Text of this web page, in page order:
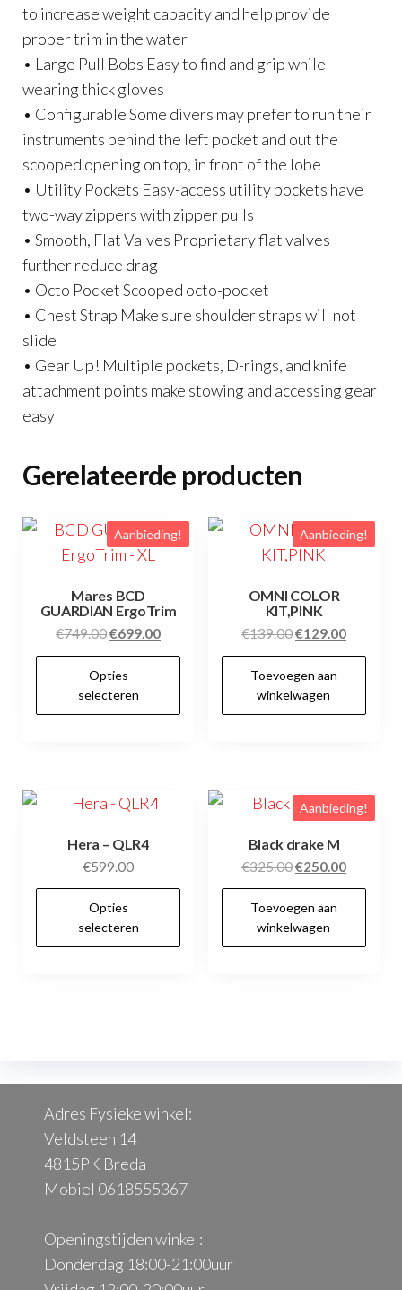
to increase weight capacity and help provide
proper trim in the water
• Large Pull Bobs Easy to find and grip while
wearing thick gloves
• Configurable Some divers may prefer to run their
instruments behind the left pocket and out the
scooped opening on top, in front of the lobe
• Utility Pockets Easy-access utility pockets have
two-way zippers with zipper pulls
• Smooth, Flat Valves Proprietary flat valves
further reduce drag
• Octo Pocket Scooped octo-pocket
• Chest Strap Make sure shoulder straps will not
slide
• Gear Up! Multiple pockets, D-rings, and knife
attachment points make stowing and accessing gear
easy
Gerelateerde producten
Aanbieding!
Mares BCD
GUARDIAN ErgoTrim
€749.00Oorspronkelijke
prijs
was:
€749.00.
€699.00Huidige
prijs
Opties
selecteren
heeft
Deze
gekozen
worden
Aanbieding!
OMNI COLOR
KIT,PINK
€139.00Oorspronkelijke
prijs
was:
€139.00.
€129.00Huidige
prijs
Toevoegen aan
winkelwagen
Hera – QLR4
€599.00
Opties
selecteren
heeft
Aanbieding!
Black drake M
€325.00Oorspronkelijke
prijs
was:
€325.00.
€250.00Huidige
prijs
Toevoegen aan
winkelwagen
Adres Fysieke winkel:
Veldsteen 14
4815PK Breda
Mobiel 0618555367
Openingstijden winkel:
Donderdag 18:00-21:00uur